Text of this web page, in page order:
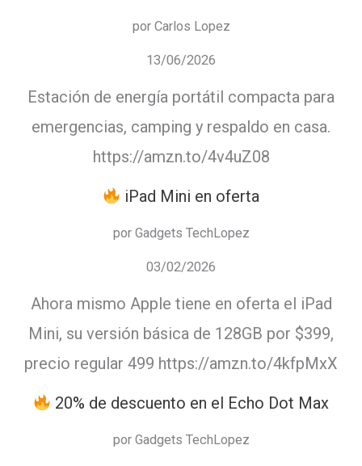
por Carlos Lopez
13/06/2026
Estación de energía portátil compacta para
emergencias, camping y respaldo en casa.
https://amzn.to/4v4uZ08
iPad Mini en oferta
por Gadgets TechLopez
03/02/2026
Ahora mismo Apple tiene en oferta el iPad
Mini, su versión básica de 128GB por $399,
precio regular 499 https://amzn.to/4kfpMxX
20% de descuento en el Echo Dot Max
por Gadgets TechLopez